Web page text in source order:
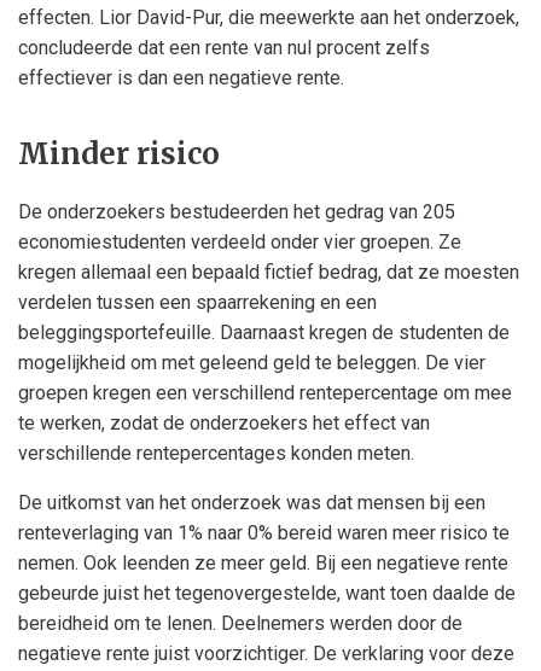
effecten. Lior David-Pur, die meewerkte aan het onderzoek,
concludeerde dat een rente van nul procent zelfs
effectiever is dan een negatieve rente.
Minder risico
De onderzoekers bestudeerden het gedrag van 205
economiestudenten verdeeld onder vier groepen. Ze
kregen allemaal een bepaald fictief bedrag, dat ze moesten
verdelen tussen een spaarrekening en een
beleggingsportefeuille. Daarnaast kregen de studenten de
mogelijkheid om met geleend geld te beleggen. De vier
groepen kregen een verschillend rentepercentage om mee
te werken, zodat de onderzoekers het effect van
verschillende rentepercentages konden meten.
De uitkomst van het onderzoek was dat mensen bij een
renteverlaging van 1% naar 0% bereid waren meer risico te
nemen. Ook leenden ze meer geld. Bij een negatieve rente
gebeurde juist het tegenovergestelde, want toen daalde de
bereidheid om te lenen. Deelnemers werden door de
negatieve rente juist voorzichtiger. De verklaring voor deze